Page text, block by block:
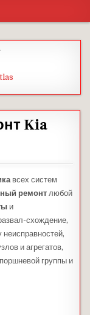
Kia
всех систем
ремонтлюбой
и
схождение,
неисправностей,
и агрегатов,
группы и